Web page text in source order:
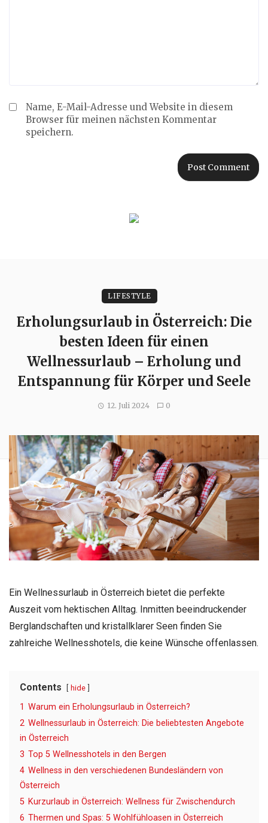
Name, E-Mail-Adresse und Website in diesem
Browser für meinen nächsten Kommentar
speichern.
LIFESTYLE
Erholungsurlaub in Österreich: Die
besten Ideen für einen
Wellnessurlaub – Erholung und
Entspannung für Körper und Seele
12. Juli 2024 0
Ein Wellnessurlaub in Österreich bietet die perfekte
Auszeit vom hektischen Alltag. Inmitten beeindruckender
Berglandschaften und kristallklarer Seen finden Sie
zahlreiche Wellnesshotels, die keine Wünsche offenlassen.
Contents hide
1 Warum ein Erholungsurlaub in Österreich?
2 Wellnessurlaub in Österreich: Die beliebtesten Angebote
in Österreich
3 Top 5 Wellnesshotels in den Bergen
4 Wellness in den verschiedenen Bundesländern von
Österreich
5 Kurzurlaub in Österreich: Wellness für Zwischendurch
6 Thermen und Spas: 5 Wohlfühloasen in Österreich